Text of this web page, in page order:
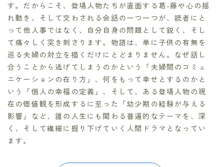
す。だからこそ、登場人物たちが直面する葛-藤や心の揺
れ動き、そして交わされる会話の一つ一つが、読者にと
って他人事ではなく、自分自身の問題として鋭く、そし
て痛々しく突き刺さります。物語は、単に子供の有無を
巡る夫婦の対立を描くだけにとどまりません。なぜ話し
合うことから逃げてしまうのかという「夫婦間のコミュ
ニケーションの在り方」、何をもって幸せとするのかと
いう「個人の幸福の定義」、そして、ある登場人物の現
在の価値観を形成するに至った「幼少期の経験が与える
影響」など、誰の人生にも関わる普遍的なテーマを、深
く、そして繊細に掘り下げていく人間ドラマとなってい
ます。